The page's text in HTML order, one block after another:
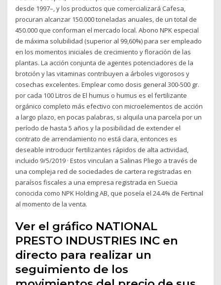
desde 1997–, y los productos que comercializará Cafesa,
procuran alcanzar 150.000 toneladas anuales, de un total de
450.000 que conforman el mercado local. Abono NPK especial
de máxima solubilidad (superior al 99,60%) para ser empleado
en los momentos iniciales de crecimiento y floración de las
plantas. La acción conjunta de agentes potenciadores de la
brotción y las vitaminas contribuyen a árboles vigorosos y
cosechas excelentes. Emplear como dosis general 300-500 gr.
por cada 100 Litros de El humus o humus es el fertilizante
orgánico completo más efectivo con microelementos de acción
a largo plazo, en pocas palabras, si alquila una parcela por un
período de hasta 5 años y la posibilidad de extender el
contrato de arrendamiento no está clara, entonces es
deseable introducir fertilizantes rápidos de alta actividad,
incluido 9/5/2019 · Estos vinculan a Salinas Pliego a través de
una compleja red de sociedades de cartera registradas en
paraísos fiscales a una empresa registrada en Suecia
conocida como NPK Holding AB, que poseía el 24.4% de Fertinal
al momento de la venta.
Ver el gráfico NATIONAL
PRESTO INDUSTRIES INC en
directo para realizar un
seguimiento de los